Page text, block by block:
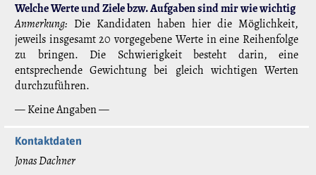
Welche Werte und Ziele bzw. Aufgaben sind mir wie wichtig
Anmerkung: Die Kandidaten haben hier die Möglichkeit,
jeweils insgesamt 20 vorgegebene Werte in eine Reihenfolge
zu bringen. Die Schwierigkeit besteht darin, eine
entsprechende Gewichtung bei gleich wichtigen Werten
durchzuführen.
— Keine Angaben —
Kontaktdaten
Jonas Dachner